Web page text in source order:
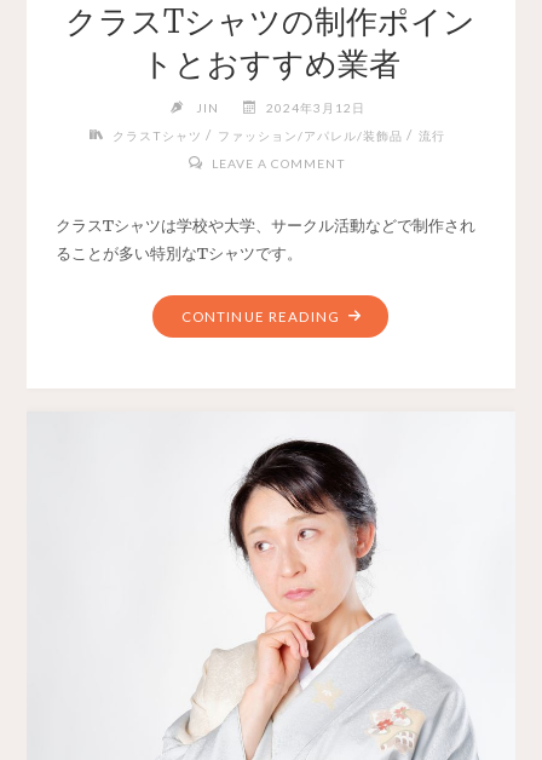
クラスTシャツの制作ポイン
トとおすすめ業者
JIN
2024年3月12日
クラスTシャツ / ファッション/アパレル/装飾品 / 流行
LEAVE A COMMENT
クラスTシャツは学校や大学、サークル活動などで制作され
ることが多い特別なTシャツです。
CONTINUE READING